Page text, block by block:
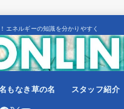
エネルギーの知識を分かりやすく
もなき草の名 スタッフ紹介